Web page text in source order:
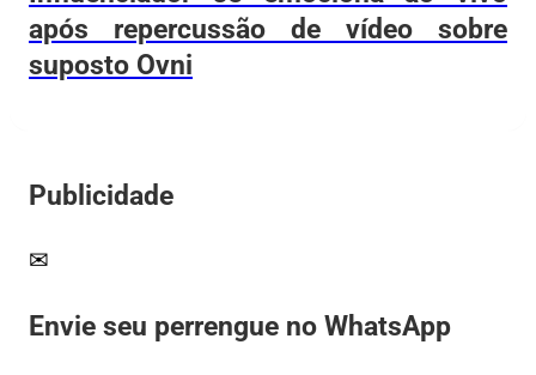
após repercussão de vídeo sobre
suposto Ovni
Publicidade
✉
Envie seu perrengue no WhatsApp